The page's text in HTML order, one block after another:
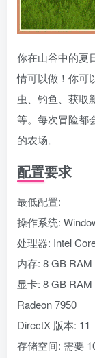
你在山谷中的夏
情可以做！你可
虫、钓鱼、获取
等。每次冒险都
的农场。
配置要求
最低配置:
操作系统:
处理器: Intel
内存: 8 GB RAM
显卡: 8 GB
Radeon 7950
DirectX 版本: 11
存储空间: 需要